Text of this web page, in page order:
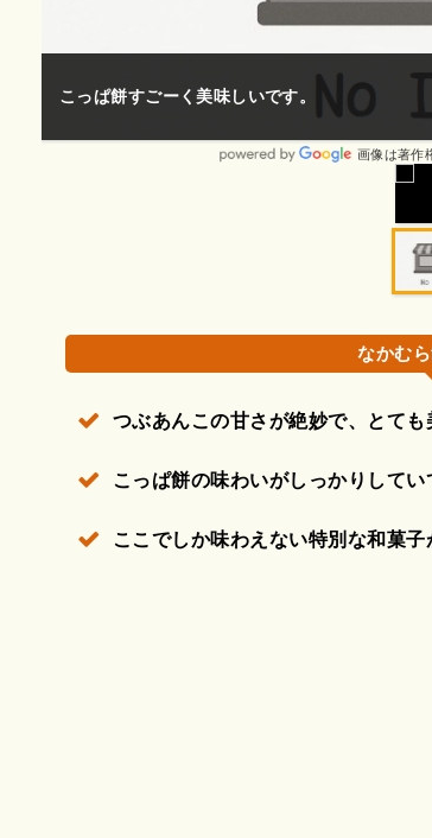
こっぱ餅すごーく美味しいです。
画像は著作
なかむ
つぶあんこの甘さが絶妙で、とても
こっぱ餅の味わいがしっかりしてい
ここでしか味わえない特別な和菓子